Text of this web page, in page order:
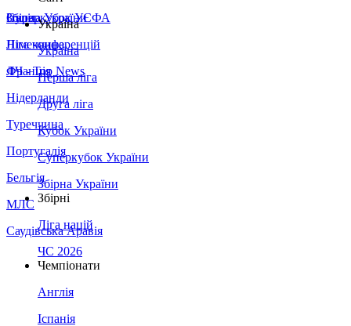
Збірна України
Італія
Німеччина
Франція
Нідерланди
Туреччина
Португалія
Бельгія
МЛС
Саудівська Аравія
Суперкубок УЄФА
Ліга конференцій
ЛЧ - Top News
Україна
Україна
Перша ліга
Друга ліга
Кубок України
Суперкубок України
Збірна України
Збірні
Ліга націй
ЧС 2026
Чемпіонати
Англія
Іспанія